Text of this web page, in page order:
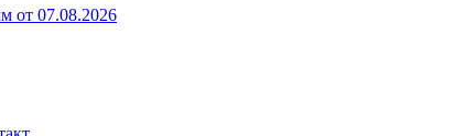
от 07.08.2026